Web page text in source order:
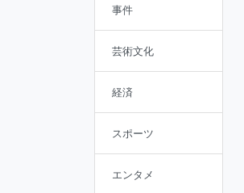
事件
芸術文化
経済
スポーツ
エンタメ